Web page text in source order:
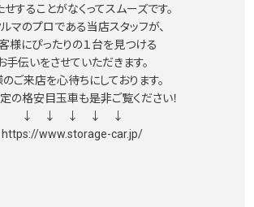
せすることがなくってスムーズです。
マのプロである当店スタッフが、
様にぴったりの１台を見つける
手伝いをさせていただきます。
ご来店を心待ちにしております。
の格安目玉車も是非ご覧ください！
↓ ↓ ↓ ↓ ↓
https://www.storage-car.jp/